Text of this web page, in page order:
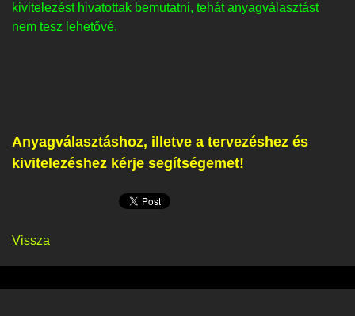
kivitelezést hivatottak bemutatni, tehát anyagválasztást
nem tesz lehetővé.
Anyagválasztáshoz, illetve a tervezéshez és
kivitelezéshez kérje segítségemet!
Vissza